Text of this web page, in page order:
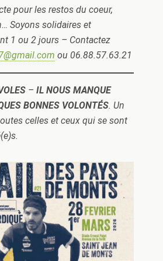
pour les restos du coeur,
Soyons solidaires et
1 ou 2 jours – Contactez
ou ‭06.88.57.63.21‬
– IL NOUS MANQUE
BONNES VOLONTÉS. Un
celles et ceux qui se sont